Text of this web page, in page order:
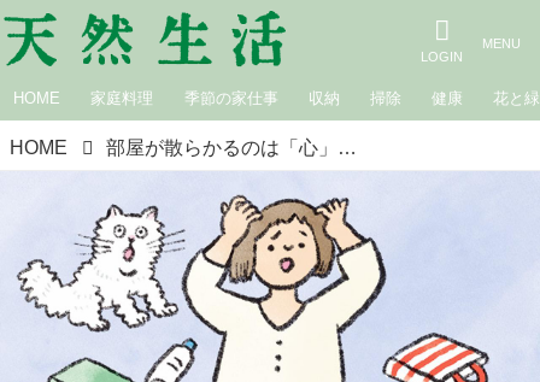
HOME 家庭料理 季節の家仕事 収納 掃除 健康 花と緑
HOME 部屋が散らかるのは「心」がザワついているから？お坊さんに教わる“かたくなった心”をほぐす片づけの効果／僧侶・松本紹圭さん